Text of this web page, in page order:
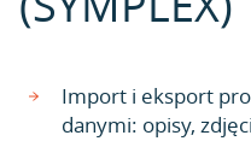
Import i eksport
danymi: opisy,